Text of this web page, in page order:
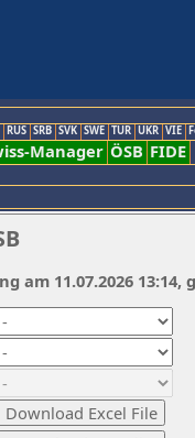
RUS SRB SVK SWE TUR UKR VIE
Manager ÖSB FIDE
am 11.07.2026